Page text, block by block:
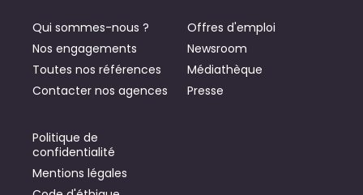
Qui sommes-nous ?
Nos engagements
Toutes nos références
Contacter nos agences
Offres d'emploi
Newsroom
Médiathèque
Presse
Politique de
confidentialité
Mentions légales